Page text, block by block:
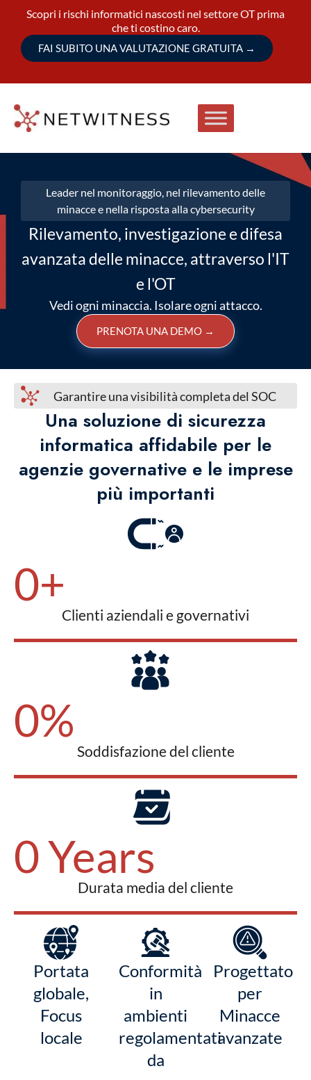
Scopri i rischi informatici nascosti nel settore OT prima
che ti costino caro.
FAI SUBITO UNA VALUTAZIONE GRATUITA →
Leader nel monitoraggio, nel rilevamento delle
minacce e nella risposta alla cybersecurity
Rilevamento, investigazione e difesa
avanzata delle minacce, attraverso l'IT
e l'OT
Vedi ogni minaccia. Isolare ogni attacco.
PRENOTA UNA DEMO →
Garantire una visibilità completa del SOC
Una soluzione di sicurezza
informatica affidabile per le
agenzie governative e le imprese
più importanti
0+
Clienti aziendali e governativi
0%
Soddisfazione del cliente
0 Years
Durata media del cliente
Portata
globale,
Focus
locale
Conformità
in
ambienti
regolamentati
da
Progettato
per
Minacce
avanzate